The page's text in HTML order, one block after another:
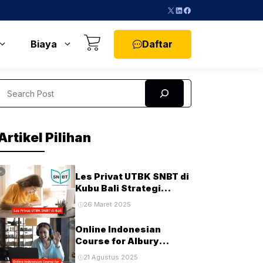
X LinkedIn
Facebook
Biaya Daftar
Pilihan
Les Privat UTBK SNBT di
Kubu Bali Strategi
Terbaik untuk Sukses di
26 Maret 2025
Online Indonesian
Course for Albury
Students and
21 Agustus 2025